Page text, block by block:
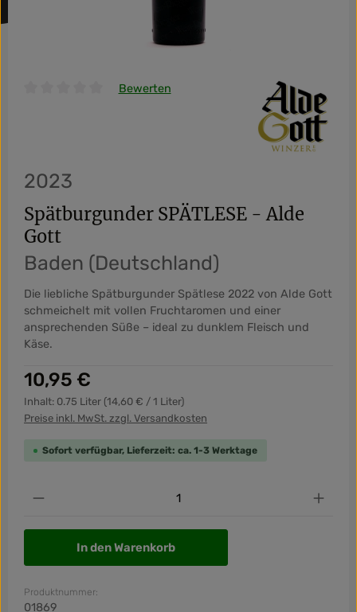
Durchschnittliche Bewertung von 0 von 5 Sternen
Bewerten
2023
Spätburgunder SPÄTLESE - Alde
Gott
Baden (Deutschland)
Die liebliche Spätburgunder Spätlese 2022 von Alde Gott
schmeichelt mit vollen Fruchtaromen und einer
ansprechenden Süße – ideal zu dunklem Fleisch und
Käse.
Regulärer Preis:
10,95 €
Inhalt: 0.75 Liter (14,60 € / 1 Liter)
Preise inkl. MwSt. zzgl. Versandkosten
Sofort verfügbar, Lieferzeit: ca. 1-3 Werktage
Produkt Anzahl: Gib den gewünschten Wert
In den Warenkorb
Produktnummer:
01869